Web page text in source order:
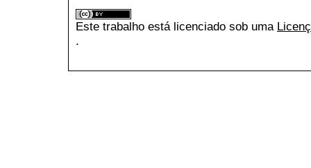
Este trabalho está licenciado sob uma
.